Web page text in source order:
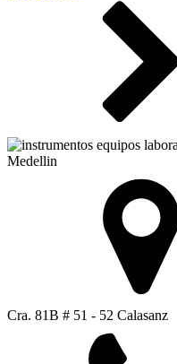
Medellin
Cra. 81B # 51 - 52 Calasanz